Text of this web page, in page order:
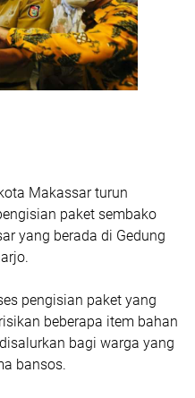
Makassar turun
paket sembako
yang berada di Gedung
pengisian paket yang
beberapa item bahan
bagi warga yang
bansos.